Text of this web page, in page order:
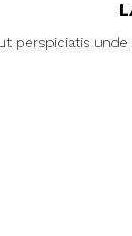
perspiciatis